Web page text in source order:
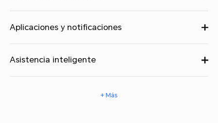
Aplicaciones y notificaciones
Asistencia inteligente
+ Más